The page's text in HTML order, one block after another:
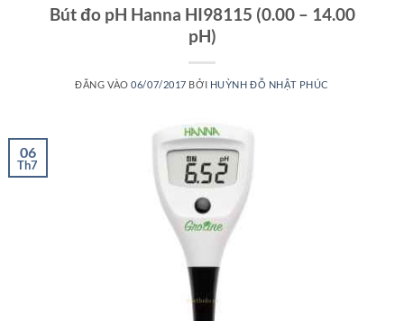
Bút đo pH Hanna HI98115 (0.00 – 14.00
pH)
ĐĂNG VÀO06/07/2017 BỞI HUỲNH ĐỖ NHẬT PHÚC
06
Th7